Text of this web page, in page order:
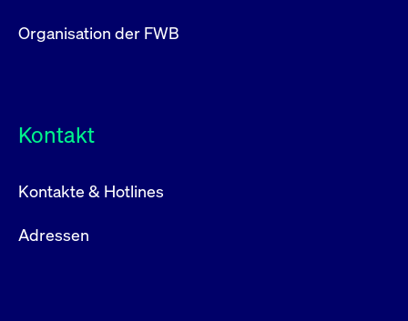
Organisation der FWB
Kontakt
Kontakte & Hotlines
Adressen